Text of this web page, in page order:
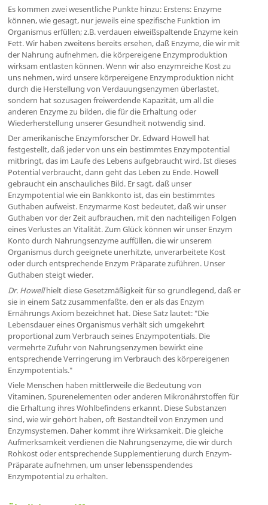
Es kommen zwei wesentliche Punkte hinzu: Erstens: Enzyme
können, wie gesagt, nur jeweils eine spezifische Funktion im
Organismus erfüllen; z.B. verdauen eiweißspaltende Enzyme kein
Fett. Wir haben zweitens bereits ersehen, daß Enzyme, die wir mit
der Nahrung aufnehmen, die körpereigene Enzymproduktion
wirksam entlasten können. Wenn wir also enzymreiche Kost zu
uns nehmen, wird unsere körpereigene Enzymproduktion nicht
durch die Herstellung von Verdauungsenzymen überlastet,
sondern hat sozusagen freiwerdende Kapazität, um all die
anderen Enzyme zu bilden, die für die Erhaltung oder
Wiederherstellung unserer Gesundheit notwendig sind.
Der amerikanische Enzymforscher Dr. Edward Howell hat
festgestellt, daß jeder von uns ein bestimmtes Enzympotential
mitbringt, das im Laufe des Lebens aufgebraucht wird. Ist dieses
Potential verbraucht, dann geht das Leben zu Ende. Howell
gebraucht ein anschauliches Bild. Er sagt, daß unser
Enzympotential wie ein Bankkonto ist, das ein bestimmtes
Guthaben aufweist. Enzymarme Kost bedeutet, daß wir unser
Guthaben vor der Zeit aufbrauchen, mit den nachteiligen Folgen
eines Verlustes an Vitalität. Zum Glück können wir unser Enzym
Konto durch Nahrungsenzyme auffüllen, die wir unserem
Organismus durch geeignete unerhitzte, unverarbeitete Kost
oder durch entsprechende Enzym Präparate zuführen. Unser
Guthaben steigt wieder.
Dr. Howellhielt diese Gesetzmäßigkeit für so grundlegend, daß er
sie in einem Satz zusammenfaßte, den er als das Enzym
Ernährungs Axiom bezeichnet hat. Diese Satz lautet: "Die
Lebensdauer eines Organismus verhält sich umgekehrt
proportional zum Verbrauch seines Enzympotentials. Die
vermehrte Zufuhr von Nahrungsenzymen bewirkt eine
entsprechende Verringerung im Verbrauch des körpereigenen
Enzympotentials."
Viele Menschen haben mittlerweile die Bedeutung von
Vitaminen, Spurenelementen oder anderen Mikronährstoffen für
die Erhaltung ihres Wohlbefindens erkannt. Diese Substanzen
sind, wie wir gehört haben, oft Bestandteil von Enzymen und
Enzymsystemen. Daher kommt ihre Wirksamkeit. Die gleiche
Aufmerksamkeit verdienen die Nahrungsenzyme, die wir durch
Rohkost oder entsprechende Supplementierung durch Enzym-
Präparate aufnehmen, um unser lebensspendendes
Enzympotential zu erhalten.